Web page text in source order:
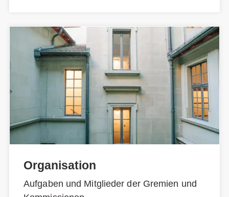
Organisation
Aufgaben und Mitglieder der Gremien und